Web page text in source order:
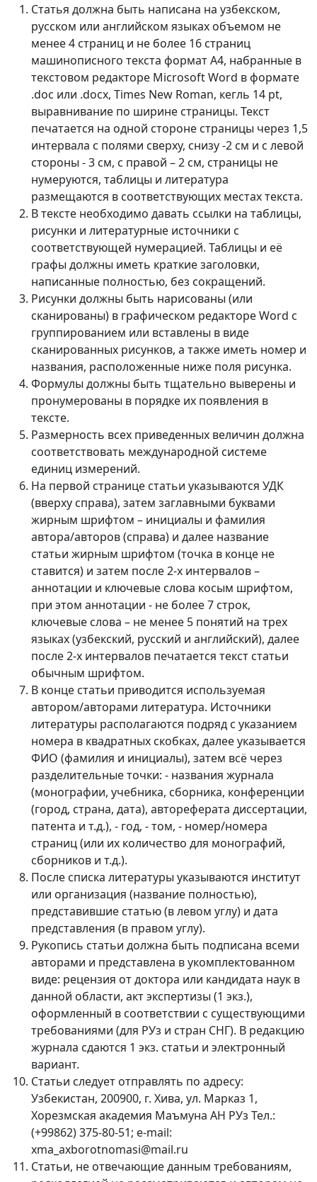
Volume MAXSUS_SON, 2022
Volume 3_2, 2020
Volume 3_1, 2020
Volume 3_2, 2026
Volume 5_5, 2026
Volume 5_4, 2026
Volume 5_3, 2026
Volume 5_2, 2026
Volume 5_1, 2026
Volume 4_5, 2026
Volume 4_4, 2026
Volume 4_3, 2026
Volume 4_2, 2026
Volume 4_1, 2026
Volume 3_5, 2026
Volume 3_4, 2026
Volume 3_3, 2026
Volume 3_1, 2026
Volume 2_5, 2026
Volume 2_4, 2026
Volume 2_3, 2026
Volume 2_2, 2026
Volume 2_1, 2026
Volume 1_5, 2026
Volume 1_4, 2026
Volume 1_3, 2026
Volume 1_2, 2026
Volume 1_1, 2026
Volume 12_5, 2025
Volume 12_4, 2025
Volume 12_3, 2025
Volume 12_2, 2025
Volume 12_1, 2025
Volume 11_5, 2025
Volume 11_4, 2025
Volume 11_3, 2025
Volume 11_2, 2025
Volume 11_1, 2025
Volume 10_5, 2025
Volume 10_4, 2025
Volume 10_3, 2025
Статья должна быть написана на узбекском,
русском или английском языках объемом не
менее 4 страниц и не более 16 страниц
машинописного текста формат А4, набранные в
текстовом редакторе Microsoft Word в формате
.doc или .docx, Times New Roman, кегль 14 pt,
выравнивание по ширине страницы. Текст
печатается на одной стороне страницы через 1,5
интервала с полями сверху, снизу -2 см и с левой
стороны - 3 см, с правой – 2 см, страницы не
нумеруются, таблицы и литература
размещаются в соответствующих местах текста.
В тексте необходимо давать ссылки на таблицы,
рисунки и литературные источники с
соответствующей нумерацией. Таблицы и её
графы должны иметь краткие заголовки,
написанные полностью, без сокращений.
Рисунки должны быть нарисованы (или
сканированы) в графическом редакторе Word с
группированием или вставлены в виде
сканированных рисунков, а также иметь номер и
названия, расположенные ниже поля рисунка.
Формулы должны быть тщательно выверены и
пронумерованы в порядке их появления в
тексте.
Размерность всех приведенных величин должна
соответствовать международной системе
единиц измерений.
На первой странице статьи указываются УДК
(вверху справа), затем заглавными буквами
жирным шрифтом – инициалы и фамилия
автора/авторов (справа) и далее название
статьи жирным шрифтом (точка в конце не
ставится) и затем после 2-х интервалов –
аннотации и ключевые слова косым шрифтом,
при этом аннотации - не более 7 строк,
ключевые слова – не менее 5 понятий на трех
языках (узбекский, русский и английский), далее
после 2-х интервалов печатается текст статьи
обычным шрифтом.
В конце статьи приводится используемая
автором/авторами литература. Источники
литературы располагаются подряд с указанием
номера в квадратных скобках, далее указывается
ФИО (фамилия и инициалы), затем всё через
разделительные точки: - названия журнала
(монографии, учебника, сборника, конференции
(город, страна, дата), автореферата диссертации,
патента и т.д.), - год, - том, - номер/номера
страниц (или их количество для монографий,
сборников и т.д.).
После списка литературы указываются институт
или организация (название полностью),
представившие статью (в левом углу) и дата
представления (в правом углу).
Рукопись статьи должна быть подписана всеми
авторами и представлена в укомплектованном
виде: рецензия от доктора или кандидата наук в
данной области, акт экспертизы (1 экз.),
оформленный в соответствии с существующими
требованиями (для РУз и стран СНГ). В редакцию
журнала сдаются 1 экз. статьи и электронный
вариант.
Статьи следует отправлять по адресу:
Узбекистан, 200900, г. Хива, ул. Марказ 1,
Хорезмская академия Маъмуна АН РУз Тел.:
(+99862) 375-80-51; e-mail:
xma_axborotnomasi@mail.ru
Статьи, не отвечающие данным требованиям,